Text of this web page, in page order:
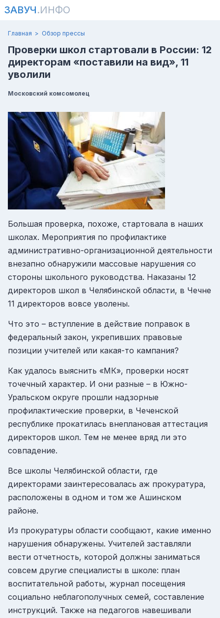
ЗАВУЧ.ИНФО
Главная Обзор прессы
Проверки школ стартовали в России: 12
директорам «поставили на вид», 11
уволили
Московский комсомолец
Большая проверка, похоже, стартовала в наших
школах. Мероприятия по профилактике
административно-организационной деятельности
внезапно обнаружили массовые нарушения со
стороны школьного руководства. Наказаны 12
директоров школ в Челябинской области, в Чечне
11 директоров вовсе уволены.
Что это – вступление в действие поправок в
федеральный закон, укрепивших правовые
позиции учителей или какая-то кампания?
Как удалось выяснить «МК», проверки носят
точечный характер. И они разные – в Южно-
Уральском округе прошли надзорные
профилактические проверки, в Чеченской
республике прокатилась внеплановая аттестация
директоров школ. Тем не менее вряд ли это
совпадение.
Все школы Челябинской области, где
директорами заинтересовалась аж прокуратура,
расположены в одном и том же Ашинском
районе.
Из прокуратуры области сообщают, какие именно
нарушения обнаружены. Учителей заставляли
вести отчетность, которой должны заниматься
совсем другие специалисты в школе: план
воспитательной работы, журнал посещения
социально неблагополучных семей, составление
инструкций. Также на педагогов навешивали